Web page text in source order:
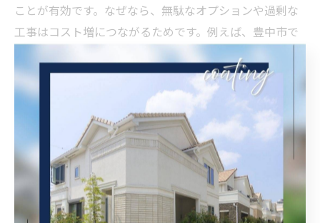
ことが有効です。なぜなら、無駄なオプションや過剰な
工事はコスト増につながるためです。例えば、豊中市で
も条件が合えば助成金が利用できる場合があり、申請方
法を事前に確認することで費用を軽減できます。信頼で
きる業者と相談し、必要な施工範囲を見極めることがポ
外壁塗装の費用と品質で後悔しない選び方
外壁塗装で後悔しないためには、費用と品質の両面を重
視した選び方が重要です。その理由は、見た目の美しさ